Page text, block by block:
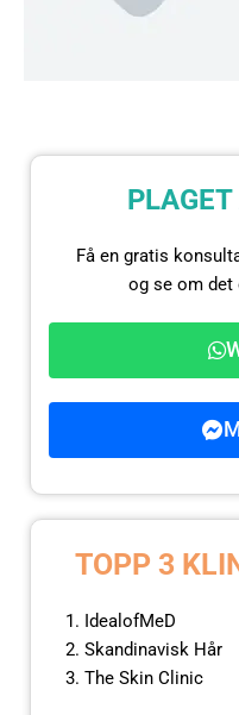
Få en gratis
og se om det
TOPP 3
IdealofMeD
Skandinavisk Hår
The Skin Clinic